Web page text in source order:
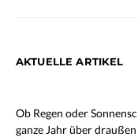
AKTUELLE ARTIKEL
Ob Regen oder
ganze Jahr über